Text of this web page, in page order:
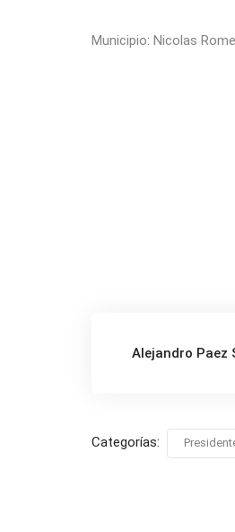
Municipio: Nicolas
Alejandro Paez
Categorías: